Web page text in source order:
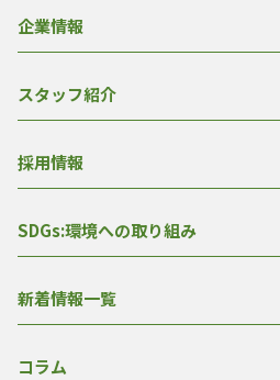
企業情報
スタッフ紹介
採用情報
SDGs:環境への取り組み
新着情報一覧
コラム